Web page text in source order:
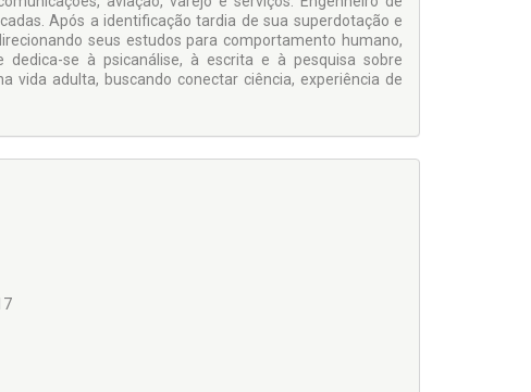
Após a identificação tardia de sua superdotação e
seus estudos para comportamento humano,
dedica-se à psicanálise, à escrita e à pesquisa sobre
vida adulta, buscando conectar ciência, experiência de